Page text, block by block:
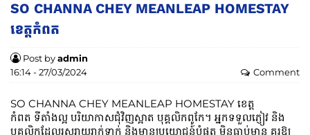
SO CHANNA CHEY MEANLEAP HOMESTAY
ខេត្តកំពត
Post byadmin
16:14 - 27/03/2024
Comment
SO CHANNA CHEY MEANLEAP HOMESTAY ខេត្ត
កំពត ទីតាំងល្អ បរិយាកាសជុំវិញស្អាត បុគ្គលិកពូកែ។ អ្នកទទួលភ្ញៀវ និង
បុគ្គលិកដែលរួសរាយរាក់ទាក់ និងមានប្រយោជន៍បំផុត មិនធ្លាប់មាន គួរឱ្យ